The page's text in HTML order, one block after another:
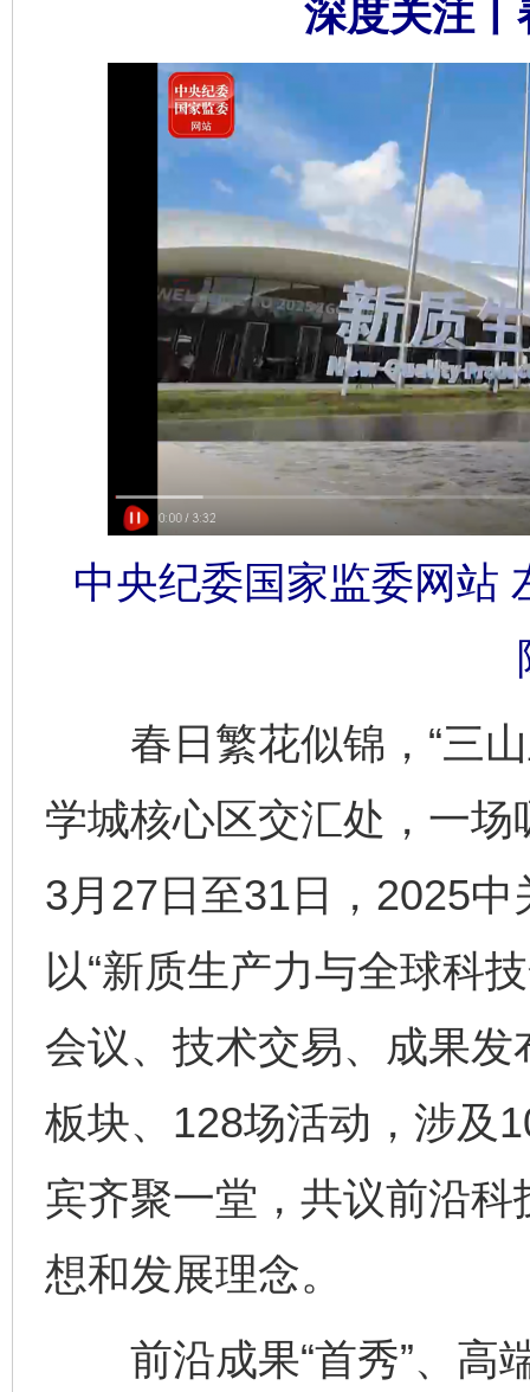
深度关注
中央纪委国家监委网站
春日繁花似锦，“三山
学城核心区交汇处，一
3月27日至31日，2025
以“新质生产力与全球科
会议、技术交易、成果
板块、128场活动，涉及
宾齐聚一堂，共议前沿
想和发展理念。
前沿成果“首秀”、高